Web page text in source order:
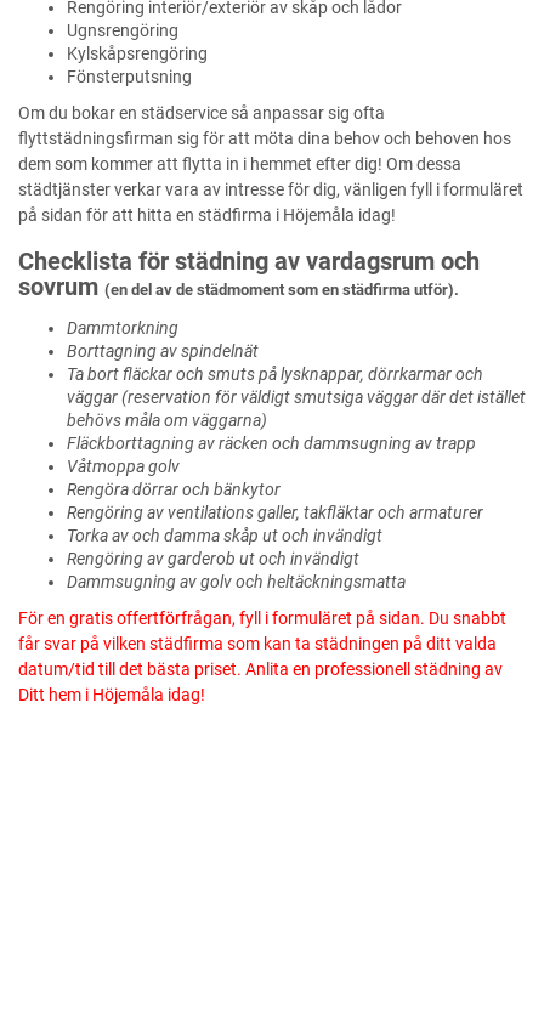
Rengöring interiör/exteriör av skåp och lådor
Ugnsrengöring
Kylskåpsrengöring
Fönsterputsning
Om du bokar en städservice så anpassar sig ofta
flyttstädningsfirman sig för att möta dina behov och behoven hos
dem som kommer att flytta in i hemmet efter dig! Om dessa
städtjänster verkar vara av intresse för dig, vänligen fyll i formuläret
på sidan för att hitta en städfirma i Höjemåla idag!
Checklista för städning av vardagsrum och
sovrum (en del av de städmoment som en städfirma utför).
Dammtorkning
Borttagning av spindelnät
Ta bort fläckar och smuts på lysknappar, dörrkarmar och
väggar (reservation för väldigt smutsiga väggar där det istället
behövs måla om väggarna)
Fläckborttagning av räcken och dammsugning av trapp
Våtmoppa golv
Rengöra dörrar och bänkytor
Rengöring av ventilations galler, takfläktar och armaturer
Torka av och damma skåp ut och invändigt
Rengöring av garderob ut och invändigt
Dammsugning av golv och heltäckningsmatta
För en gratis offertförfrågan, fyll i formuläret på sidan. Du snabbt
får svar på vilken städfirma som kan ta städningen på ditt valda
datum/tid till det bästa priset. Anlita en professionell städning av
Ditt hem i Höjemåla idag!